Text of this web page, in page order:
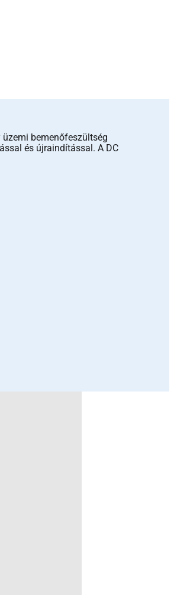
bemenőfeszültség
és újraindítással. A DC